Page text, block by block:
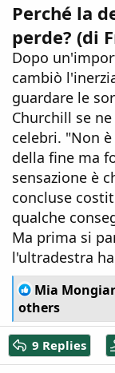
Perché la
perde? (di
Dopo
cambiò
guardare le
Churchill se
celebri. "Non
della fine ma
sensazione è
concluse
qualche
Ma prima si
l'ultradestra
R
e
a
c
t
i
Mia
others
9 Replies